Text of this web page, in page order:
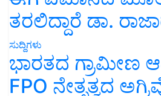
ತರಲಿದ್ದಾರೆ ಡಾ.
ಸುದ್ದಿಗಳು
ಭಾರತದ ಗ್ರಾಮೀಣ
FPO ನೇತೃತ್ವದ